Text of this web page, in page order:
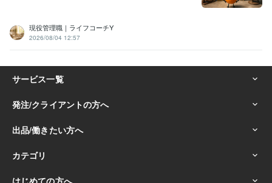
現役管理職｜ライフコーチY
2026/08/04 12:57